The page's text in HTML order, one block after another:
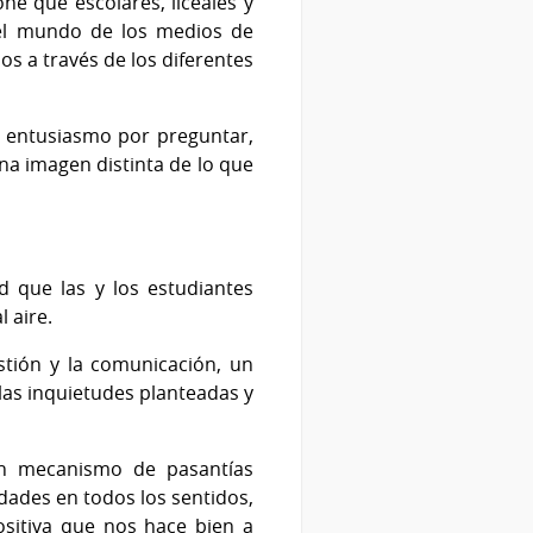
mundo de los medios de
a través de los diferentes
por preguntar,
imagen distinta de lo que
que las y los estudiantes
aire.
y la comunicación, un
inquietudes planteadas y
de pasantías
en todos los sentidos,
que nos hace bien a